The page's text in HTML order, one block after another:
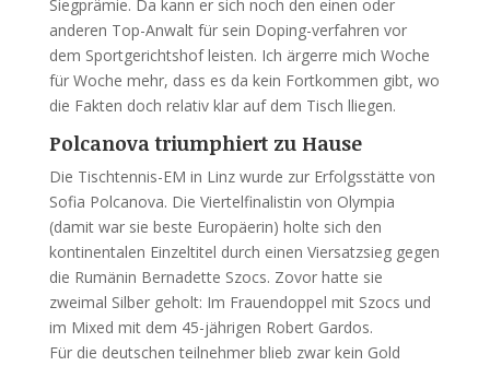
Siegprämie. Da kann er sich noch den einen oder
anderen Top-Anwalt für sein Doping-verfahren vor
dem Sportgerichtshof leisten. Ich ärgerre mich Woche
für Woche mehr, dass es da kein Fortkommen gibt, wo
die Fakten doch relativ klar auf dem Tisch lliegen.
Polcanova triumphiert zu Hause
Die Tischtennis-EM in Linz wurde zur Erfolgsstätte von
Sofia Polcanova. Die Viertelfinalistin von Olympia
(damit war sie beste Europäerin) holte sich den
kontinentalen Einzeltitel durch einen Viersatzsieg gegen
die Rumänin Bernadette Szocs. Zovor hatte sie
zweimal Silber geholt: Im Frauendoppel mit Szocs und
im Mixed mit dem 45-jährigen Robert Gardos.
Für die deutschen teilnehmer blieb zwar kein Gold